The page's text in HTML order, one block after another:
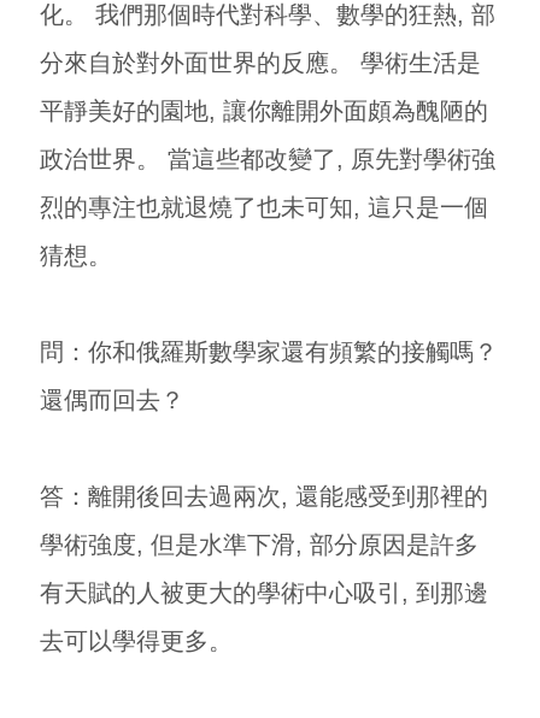
化。 我們那個時代對科學、數學的狂熱, 部
分來自於對外面世界的反應。 學術生活是
平靜美好的園地, 讓你離開外面頗為醜陋的
政治世界。 當這些都改變了, 原先對學術強
烈的專注也就退燒了也未可知, 這只是一個
猜想。
問：你和俄羅斯數學家還有頻繁的接觸嗎？
還偶而回去？
答：離開後回去過兩次, 還能感受到那裡的
學術強度, 但是水準下滑, 部分原因是許多
有天賦的人被更大的學術中心吸引, 到那邊
去可以學得更多。